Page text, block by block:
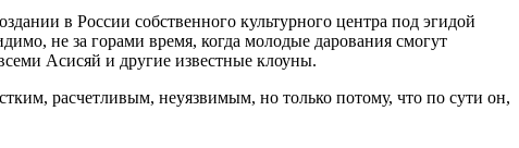
в России собственного культурного центра под эгидой
не за горами время, когда молодые дарования смогут
Асисяй и другие известные клоуны.
расчетливым, неуязвимым, но только потому, что по сути он,